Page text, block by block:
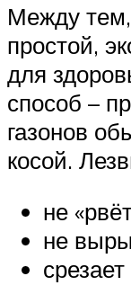
Между
простой,
для
способ –
газонов
косой.
не
не